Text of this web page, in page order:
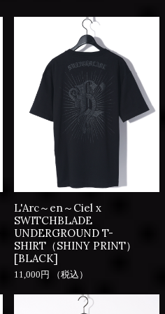
L'Arc～en～Ciel x
SWITCHBLADE
UNDERGROUND T-
SHIRT（SHINY PRINT）
[BLACK]
11,000円 （税込）